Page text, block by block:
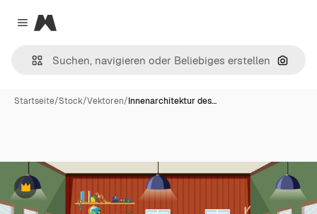
Close menu
Magnific
Nach
Startseite/Stock/Vektoren/Innenarchitektur des…
Premium